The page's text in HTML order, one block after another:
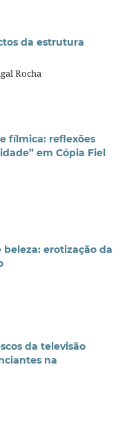
da estrutura
Rocha
fílmica: reflexões
em Cópia Fiel
erotização da
da televisão
na